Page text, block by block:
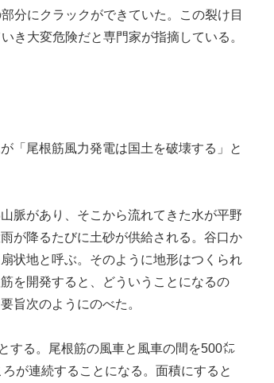
分にクラックができていた。この裂け目
き大変危険だと専門家が指摘している。
「尾根筋風力発電は国土を破壊する」と
脈があり、そこから流れてきた水が平野
が降るたびに土砂が供給される。谷口か
状地と呼ぶ。そのように地形はつくられ
を開発すると、どういうことになるの
旨次のようにのべた。
する。尾根筋の風車と風車の間を500㍍
が連続することになる。面積にすると